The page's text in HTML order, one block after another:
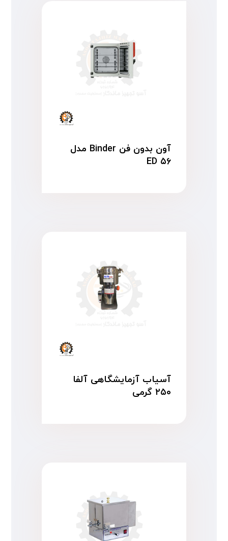
آون بدون فن Binder مدل
ED ۵۶
آسیاب آزمایشگاهی آلفا
۲۵۰ گرمی